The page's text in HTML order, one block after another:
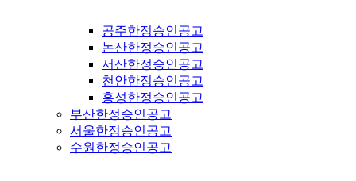
양시일간지공고 #의왕시일간지공고 #과천시일간지공고 #성남
시일간지공고 #경기도광주일간지공고 #광주시일간지공고 #양
평군일간지공고 #여주시일간지공고 #이천시일간지공고 #용인
시일간지공고 #수원시일간지공고 #화성시일간지공고 #오산시
일간지공고 #인천시일간지공고 #평택시일간지공고 #안성시일
간지공고 #평택시일간지공고 #안성시일간지공고 #대부도일간
지공고 #제부도일간지공고 #오이도일간지공고 #서울일간지공
고 #서울시일간지공고 #강서구일간지공고 #양천구일간지공고
공주한정승인공고
논산한정승인공고
서산한정승인공고
천안한정승인공고
홍성한정승인공고
부산한정승인공고
서울한정승인공고
수원한정승인공고